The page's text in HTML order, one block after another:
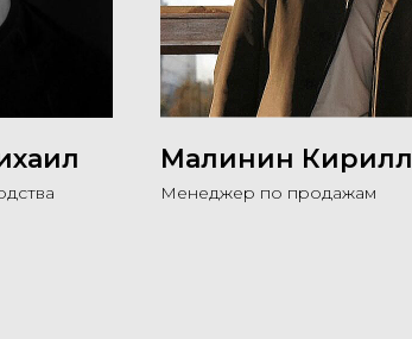
Малинин Кирилл
Менеджер по продажам